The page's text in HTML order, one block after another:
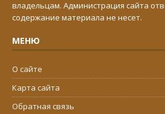
владельцам. Администрация сайта
содержание материала не несет.
МЕНЮ
О сайте
Карта сайта
Обратная связь